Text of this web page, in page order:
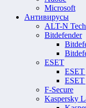
Microsoft
Антивирусы
ALT-N
Bitdefender
ESET
ESET
ESET
F-Secure
Kaspersky